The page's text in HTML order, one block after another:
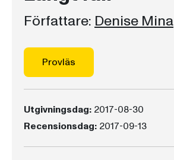
Författare: Denise Mina
Provläs
Utgivningsdag: 2017-08-30
Recensionsdag: 2017-09-13